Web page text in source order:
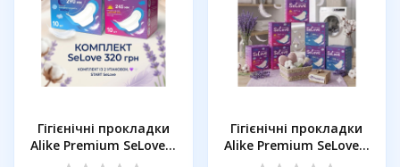
Гігієнічні прокладки
Alike Premium SeLove...
Гігієнічні прокладки
Alike Premium SeLove...